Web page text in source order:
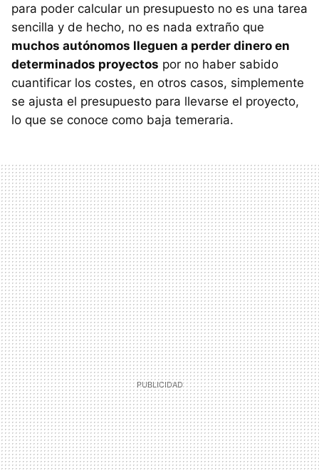
para poder calcular un presupuesto no es una tarea
sencilla y de hecho, no es nada extraño que
muchos autónomos lleguen a perder dinero en
determinados proyectos por no haber sabido
cuantificar los costes, en otros casos, simplemente
se ajusta el presupuesto para llevarse el proyecto,
lo que se conoce como baja temeraria.